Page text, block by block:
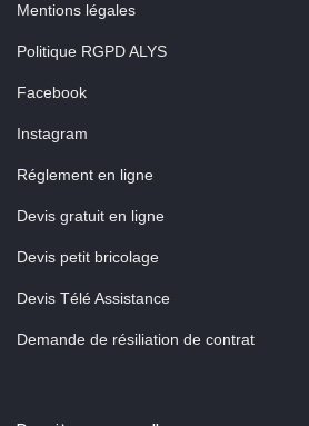
Mentions légales
Politique RGPD ALYS
Facebook
Instagram
Réglement en ligne
Devis gratuit en ligne
Devis petit bricolage
Devis Télé Assistance
Demande de résiliation de contrat